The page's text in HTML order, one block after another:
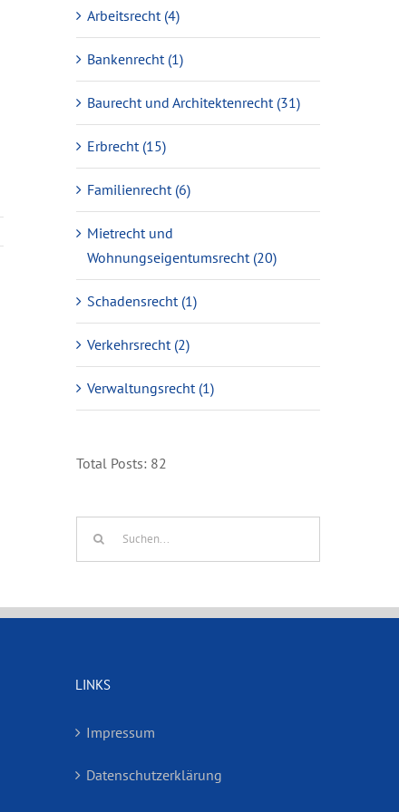
Arbeitsrecht (4)
Bankenrecht (1)
Baurecht und Architektenrecht (31)
Erbrecht (15)
Familienrecht (6)
Mietrecht und
Wohnungseigentumsrecht (20)
Schadensrecht (1)
Verkehrsrecht (2)
Verwaltungsrecht (1)
Total Posts: 82
LINKS
Impressum
Datenschutzerklärung